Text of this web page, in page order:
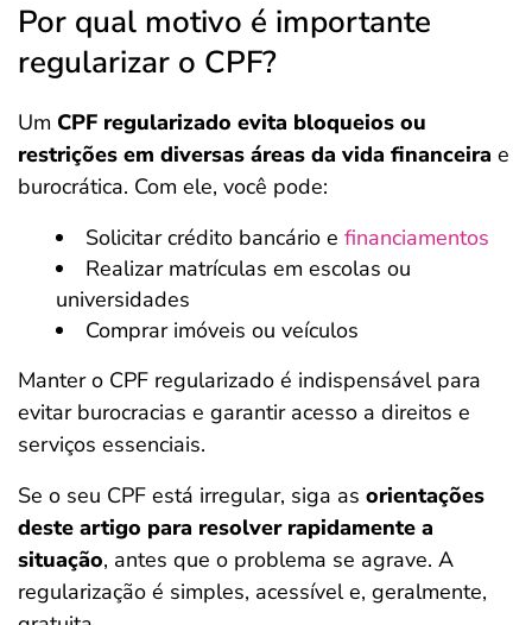
Por qual motivo é importante
regularizar o CPF?
Um CPF regularizado evita bloqueios ou
restrições em diversas áreas da vida financeira e
burocrática. Com ele, você pode:
Solicitar crédito bancário e financiamentos
Realizar matrículas em escolas ou
universidades
Comprar imóveis ou veículos
Manter o CPF regularizado é indispensável para
evitar burocracias e garantir acesso a direitos e
serviços essenciais.
Se o seu CPF está irregular, siga as orientações
deste artigo para resolver rapidamente a
situação, antes que o problema se agrave. A
regularização é simples, acessível e, geralmente,